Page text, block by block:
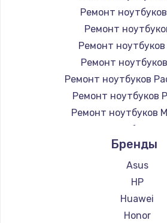
Ремонт
Ремонт
Ремонт ноутбуков
Ремонт
Ремонт ноутбуков
Ремонт ноутбуков
Ремонт ноутбуков
Ремонт ноутбуков
Ремонт ноутбуков
Ремонт ноутбуков
Ремонт ноутбуков
Ремонт ноутбуков
Ремонт ноутбуков
Бренды
Asus
HP
Huawei
Honor